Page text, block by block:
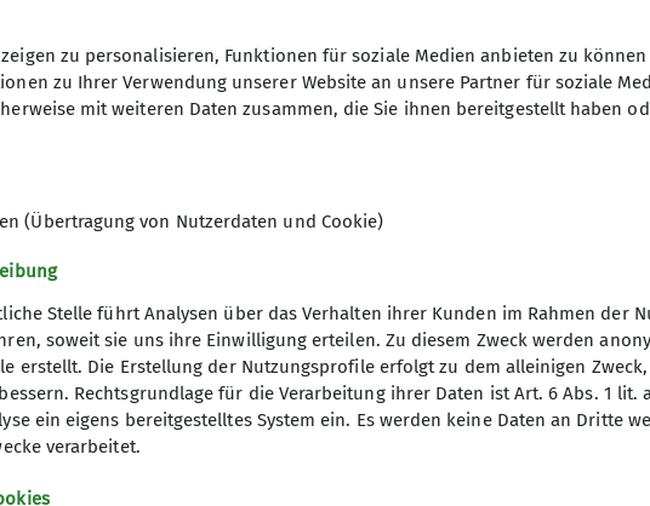
Lawinenlagebericht
Tourenberichte
zu personalisieren, Funktionen für soziale Medien anbieten zu
zu Ihrer Verwendung unserer Website an unsere Partner für soziale
mit weiteren Daten zusammen, die Sie ihnen bereitgestellt haben
(Übertragung von Nutzerdaten und Cookie)
Stelle führt Analysen über das Verhalten ihrer Kunden im Rahmen der
soweit sie uns ihre Einwilligung erteilen. Zu diesem Zweck werden
erstellt. Die Erstellung der Nutzungsprofile erfolgt zu dem alleinigen
Rechtsgrundlage für die Verarbeitung ihrer Daten ist Art. 6 Abs. 1 lit.
ein eigens bereitgestelltes System ein. Es werden keine Daten an Dritte
verarbeitet.